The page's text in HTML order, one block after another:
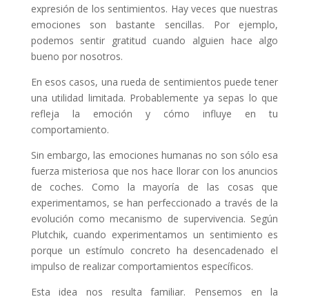
expresión de los sentimientos. Hay veces que nuestras
emociones son bastante sencillas. Por ejemplo,
podemos sentir gratitud cuando alguien hace algo
bueno por nosotros.
En esos casos, una rueda de sentimientos puede tener
una utilidad limitada. Probablemente ya sepas lo que
refleja la emoción y cómo influye en tu
comportamiento.
Sin embargo, las emociones humanas no son sólo esa
fuerza misteriosa que nos hace llorar con los anuncios
de coches. Como la mayoría de las cosas que
experimentamos, se han perfeccionado a través de la
evolución como mecanismo de supervivencia. Según
Plutchik, cuando experimentamos un sentimiento es
porque un estímulo concreto ha desencadenado el
impulso de realizar comportamientos específicos.
Esta idea nos resulta familiar. Pensemos en la